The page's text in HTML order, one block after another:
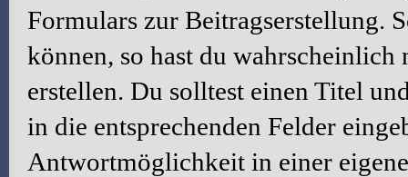
Formulars zur Beitragserstellung.
können, so hast du
erstellen. Du solltest einen Titel
in die entsprechenden Felder
Antwortmöglichkeit in einer